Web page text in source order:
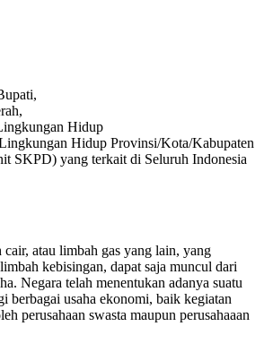
Hidup
Hidup Provinsi/Kota/Kabupaten
SKPD) yang terkait di Seluruh Indonesia
atau limbah gas yang lain, yang
kebisingan, dapat saja muncul dari
Negara telah menentukan adanya suatu
berbagai usaha ekonomi, baik kegiatan
perusahaan swasta maupun perusahaaan